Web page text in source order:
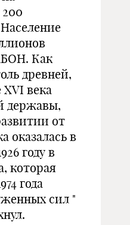
200
Как
древней,
века
державы,
от
оказалась в
году в
которая
года
сил "